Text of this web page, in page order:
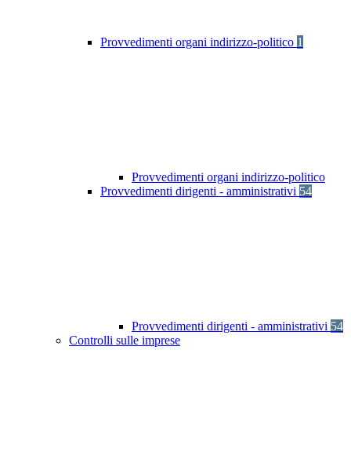
Provvedimenti organi indirizzo-politico 1
Provvedimenti organi indirizzo-politico
Provvedimenti dirigenti - amministrativi 54
Provvedimenti dirigenti - amministrativi 54
Controlli sulle imprese